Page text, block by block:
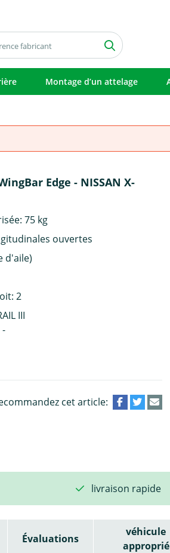
Montage d’un attelage
Edge - NISSAN X-
75 kg
ouvertes
d'aile)
2
III
cet article:
livraison rapide
Évaluations
véhicule
approprié